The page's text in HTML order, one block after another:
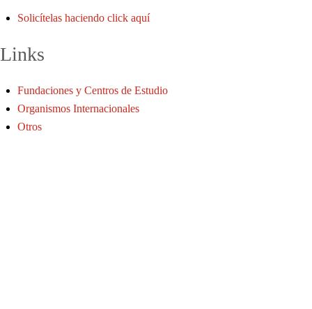
Solicítelas haciendo click aquí
Links
Fundaciones y Centros de Estudio
Levy Economics Institute
Institute for New Economic Thinking
Organismos Internacionales
FMI - Oficina de Evaluación Independiente
Otros